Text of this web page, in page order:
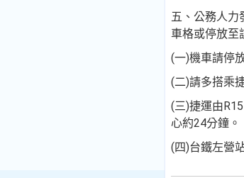
五、公務人力
車格或停放至
(一)機車請停
(二)請多搭乘
(三)捷運由
心約24分鐘。
(四)台鐵左營